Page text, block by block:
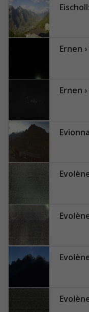
Ernen
Ernen
Evolène › Osten:
Evolène ›
Evolène › Süden: